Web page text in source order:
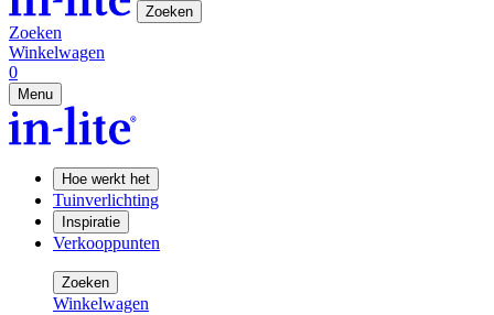
Zoeken
Zoeken
Winkelwagen
0
Menu
Hoe werkt het
Tuinverlichting
Inspiratie
Verkooppunten
Zoeken
Winkelwagen